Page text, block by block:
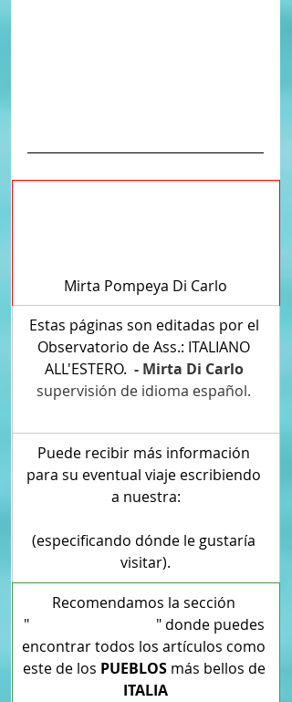
Mirta Pompeya Di Carlo
Estas páginas son editadas por el
Observatorio de Ass.: ITALIANO
ALL'ESTERO. - Mirta Di Carlo
supervisión de idioma español.
​​​Puede recibir más información
para su eventual viaje escribiendo
a nuestra:
(especificando dónde le gustaría
visitar).
Recomendamos la sección
"TURISMO DE RAÍZ " donde puedes
encontrar todos los artículos como
este de los PUEBLOS más bellos de
ITALIA